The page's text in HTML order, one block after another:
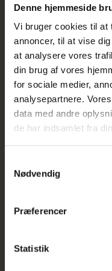
Denne hjemmeside
Vi bruger cookies til at
annoncer, til at vise
at analysere vores
din brug af vores
for sociale medier,
analysepartnere.
data med andre
de har indsamlet fra
Nødvendig
Præferencer
Statistik
HELE
Tilbud
I
BESKRIVELSE